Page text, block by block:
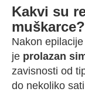
Kakvi su
muškarce?
Nakon
je prolazan
zavisnosti od
do nekoliko